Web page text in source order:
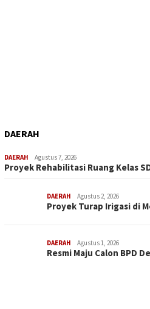
DAERAH
DAERAH Agustus 7, 2026
Proyek Rehabilitasi Ruang Kelas
DAERAH Agustus 2, 2026
Proyek Turap Irigasi di
DAERAH Agustus 1, 2026
Resmi Maju Calon BPD